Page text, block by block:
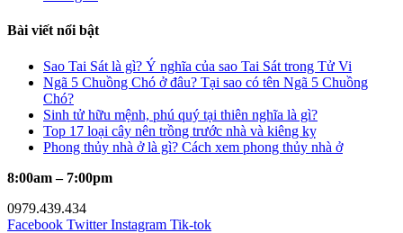
Bài viết nổi bật
Sao Tai Sát là gì? Ý nghĩa của sao Tai Sát trong Tử Vi
Ngã 5 Chuồng Chó ở đâu? Tại sao có tên Ngã 5 Chuồng
Chó?
Sinh tử hữu mệnh, phú quý tại thiên nghĩa là gì?
Top 17 loại cây nên trồng trước nhà và kiêng kỵ
Phong thủy nhà ở là gì? Cách xem phong thủy nhà ở
8:00am – 7:00pm
0979.439.434
Facebook Twitter Instagram Tik-tok